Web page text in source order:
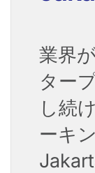
業界
ター
し続
ーキ